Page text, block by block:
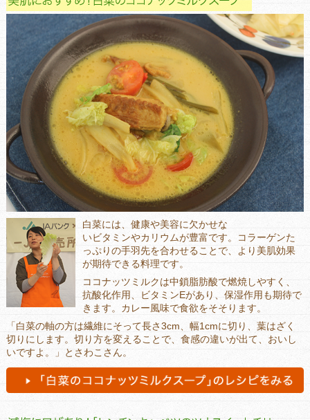
白菜には、健康や美容に欠かせな
いビタミンやカリウムが豊富です。コラーゲンた
っぷりの手羽先を合わせることで、より美肌効果
が期待できる料理です。
ココナッツミルクは中鎖脂肪酸で燃焼しやすく、
抗酸化作用、ビタミンEがあり、保湿作用も期待で
きます。カレー風味で食欲をそそります。
「白菜の軸の方は繊維にそって長さ3cm、幅1cmに切り、葉はざく
切りにします。切り方を変えることで、食感の違いが出て、おいし
いですよ。」とさわこさん。